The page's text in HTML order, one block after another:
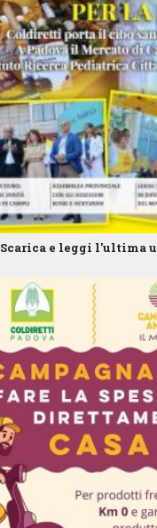
Scarica e leggi l'ultima